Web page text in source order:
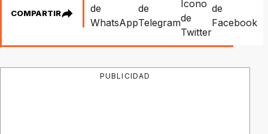
COMPARTIR
PUBLICIDAD